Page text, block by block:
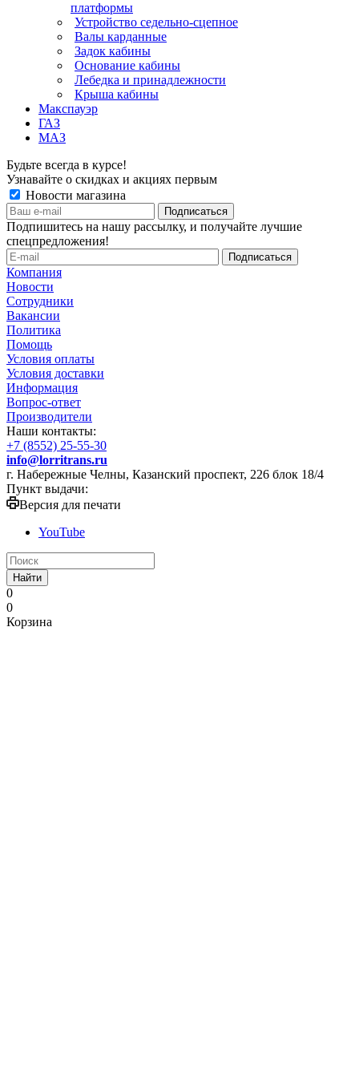
платформы
Устройство седельно-сцепное
Валы карданные
Задок кабины
Основание кабины
Лебедка и принадлежности
Крыша кабины
Макспауэр
ГАЗ
МАЗ
Будьте всегда в курсе!
Узнавайте о скидках и акциях первым
Новости магазина
Подпишитесь на нашу рассылку, и получайте лучшие
спецпредложения!
Компания
Новости
Сотрудники
Вакансии
Политика
Помощь
Условия оплаты
Условия доставки
Информация
Вопрос-ответ
Производители
Наши контакты:
+7 (8552) 25-55-30
info@lorritrans.ru
г. Набережные Челны, Казанский проспект, 226 блок 18/4
Пункт выдачи:
Версия для печати
YouTube
Найти
0
0
Корзина